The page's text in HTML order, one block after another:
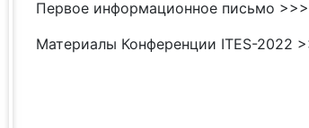
Первое информационное письмо >>>
Материалы Конференции ITES-2022